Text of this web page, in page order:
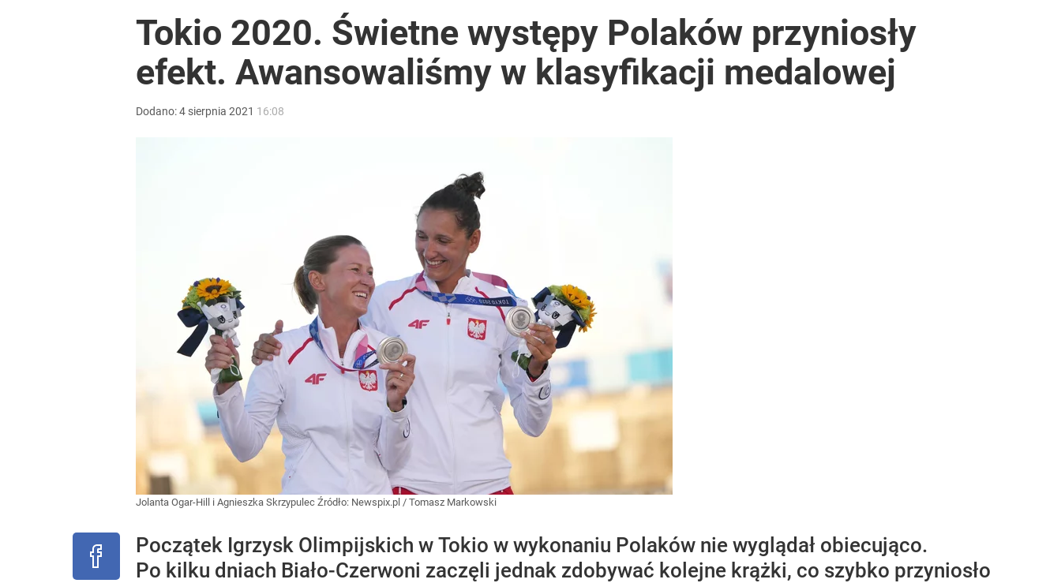
Tokio 2020. Świetne występy Polaków przyniosły
efekt. Awansowaliśmy w klasyfikacji medalowej
Dodano:4 sierpnia 2021 16:08
Jolanta Ogar-Hill i Agnieszka Skrzypulec Źródło: Newspix.pl / Tomasz Markowski
Początek Igrzysk Olimpijskich w Tokio w wykonaniu Polaków nie wyglądał obiecująco.
Po kilku dniach Biało-Czerwoni zaczęli jednak zdobywać kolejne krążki, co szybko przyniosło